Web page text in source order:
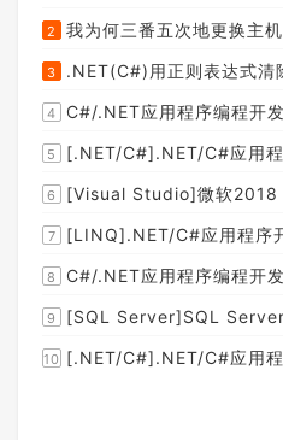
2 我为何三番五次地更换主
3 .NET(C#)用正则表达式清除HTML标
4 C#/.NET应用程序编程开发中如何将
5 [.NET/C#].NET/C#应用程序开发的单元测
6 [Visual Studio]微软2018 Build大会:发布Visual Studio,Visual
7 [LINQ].NET/C#应用程序开发中如何使用LINQ查询集
8 C#/.NET应用程序编程开发中根据查询条件
9 [SQL Server]SQL Server数据
10 [.NET/C#].NET/C#应用程序开发中如何实